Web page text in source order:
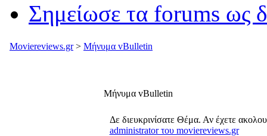
Σημείωσε τα forums ως
Moviereviews.gr> Μήνυμα vBulletin
Μήνυμα vBulletin
Δε διευκρινίσατε Θέμα. Αν έχετε
administrator του moviereviews.gr